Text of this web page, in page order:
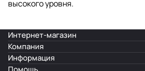
высокого уровня.
Интернет-магазин
Компания
Информация